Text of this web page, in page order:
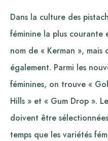
Dans la culture des
féminine la plus courante
nom de « Kerman », mais
également. Parmi les
féminines, on trouve «
Hills » et « Gum Drop ».
doivent être
temps que les variétés